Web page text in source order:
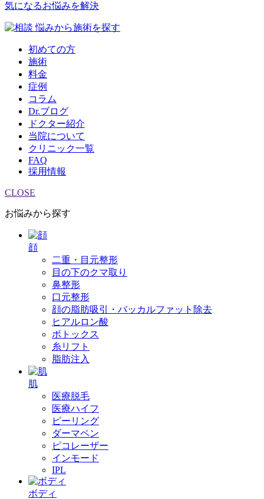
気になるお悩みを解決
悩みから施術を探す
初めての方
施術
料金
症例
コラム
Dr.ブログ
ドクター紹介
当院について
クリニック一覧
FAQ
採用情報
CLOSE
お悩みから探す
顔
二重・目元整形
目の下のクマ取り
鼻整形
口元整形
顔の脂肪吸引・バッカルファット除去
ヒアルロン酸
ボトックス
糸リフト
脂肪注入
肌
医療脱毛
医療ハイフ
ピーリング
ダーマペン
ピコレーザー
インモード
IPL
ボディ